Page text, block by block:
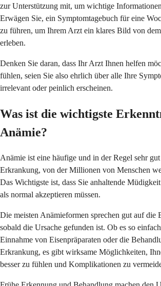
zur Unterstützung mit, um wichtige
Erwägen Sie, ein Symptomtagebuch für eine
zu führen, um Ihrem Arzt ein klares Bild von
erleben.
Denken Sie daran, dass Ihr Arzt Ihnen helfen
fühlen, seien Sie also ehrlich über alle Ihre
irrelevant oder peinlich erscheinen.
Was ist die wichtigste
Anämie?
Anämie ist eine häufige und in der Regel sehr
Erkrankung, von der Millionen von Menschen
Das Wichtigste ist, dass Sie anhaltende
als normal akzeptieren müssen.
Die meisten Anämieformen sprechen gut auf die
sobald die Ursache gefunden ist. Ob es so
Einnahme von Eisenpräparaten oder die
Erkrankung, es gibt wirksame Möglichkeiten,
besser zu fühlen und Komplikationen zu